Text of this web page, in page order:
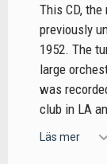
This CD,
previously
1952. The
large
was
club in LA
Läs mer